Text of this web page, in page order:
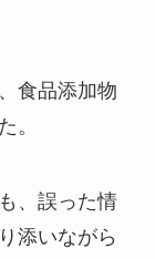
食品添加物
。
、誤った情
添いながら